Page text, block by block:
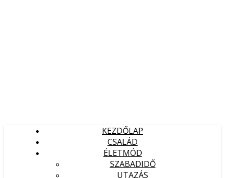
KEZDŐLAP
CSALÁD
ÉLETMÓD
SZABADIDŐ
UTAZÁS